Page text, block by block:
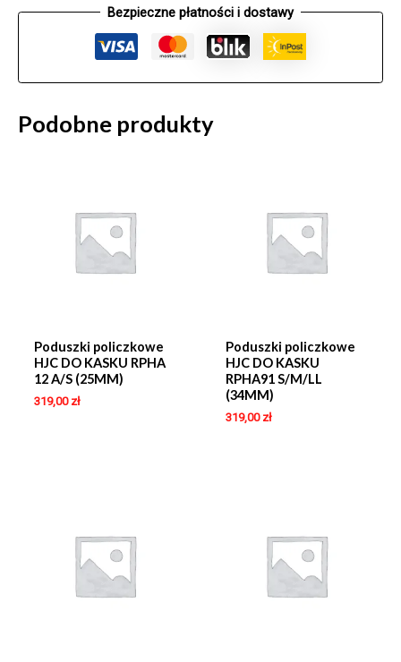
Bezpieczne płatności i dostawy
Podobne produkty
Poduszki policzkowe
HJC DO KASKU RPHA
12 A/S (25MM)
319,00 zł
Poduszki policzkowe
HJC DO KASKU
RPHA91 S/M/LL
(34MM)
319,00 zł